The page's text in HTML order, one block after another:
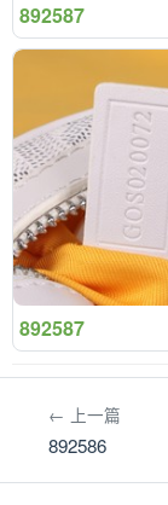
892587
892587
← 上一篇
892586